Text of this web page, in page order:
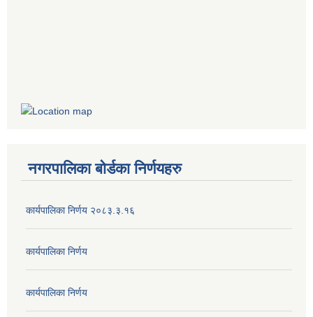
नगरपालिका बोर्डका निर्णयहरु
कार्यपालिका निर्णय २०८३.३.१६
कार्यपालिका निर्णय
कार्यपालिका निर्णय